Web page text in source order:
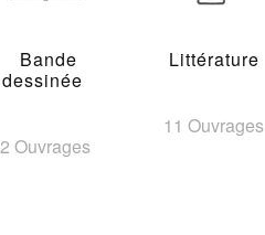
Bande
dessinée
2 Ouvrages
Littérature
11 Ouvrages